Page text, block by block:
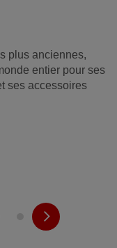
plus anciennes,
entier pour ses
ses accessoires